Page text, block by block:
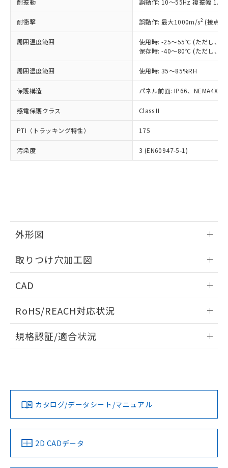
耐振動 誤動作: 10～55Hz 複振幅
耐衝撃 誤動作: 最大1000m/s2 (接点
周囲温度範囲
使用時: -25～55℃ (ただし、氷
保存時: -40～80℃ (ただし、氷
周囲湿度範囲 使用時: 35～85%RH
保護構造 パネル前面: IP66、NEMA4X,
感電保護クラス Class II
PTI（トラッキング特性） 175
汚染度 3 (EN60947-5-1)
外形図
取りつけ穴加工図
CAD
ドすることができます。
ログイン/会員登録
ダウンロードデータをご利用いただく前に、以下を必ずお読
みください。
ソフトウェアの使用条件
RoHS/REACH対応状況
EU RoHS 注意事項・凡例
対応済み
中国 RoHS 注意事項・凡例
規格認証/適合状況
カタログ/データシート/マニュアル
2D CADデータ
正式な納期状況および標準価格はお客
様のお取引先、またはお客様担当のオ
ムロン制御機器販売店・当社販売員に
オムロン制御機器販売店や当社販売拠
販売ネットワーク
」をご確認
在庫状況および標準価格結果を当社の
事前の承諾なく第三者に漏洩または開
示しないようお願いします。
マイパーツ機能（部品リスト作成サー
ビス）をご利用いただくには、I-Web
メンバーズにご登録されている必要が
お客様が当ウェブサイト上で当社にご
指します。
但し、RoHS指令で産業用監視および制御機器に対する
適用除外項目は除く。
フタル酸エステル類の４物質については閾値を超える意
図的な使用がないことを確認しています。
部品在庫の切り替え状況などにより、予定
月が前後することがあります。
※3 非含有証明書ダウンロード
51物質の非含有証明書（当社基準）
※本証明書は発行日時点で非含有を証明す
るもので、過去に遡って非含有を証明する
ものではありません。
また、RoHS指令のフタル酸エステル類４
欄に対応日を記載しておりました。
既に当社にて対応品への在庫切替を完了
していることから、特段のことがない限
り、2022年1月12日より割愛しておりま
す。
DBP(フタル酸ジブチル) : 1000ppm、 DIBP(フタル酸ジ
イソブチル) : 1000ppm、 BBP(フタル酸ブチルベンジ
DEHP(フタル酸ビス(2-エチルヘキシル)) : 1000ppm
準値以下であることを示します。
「10」：通常の使用状況下において有害物
質が外部に漏えいし、環境に深刻な影響を
及ぼさない年数を意味します。
「－」：未確認です。当社販売部門へお問
全に破砕するなど、違法に輸出されな
いよう必要な手段を講じます。
当社は貴社製品を、核兵器、ミサイ
ル、化学兵器、生物兵器またはその他
武器並びにこれらの製造装置等に一切
当社は、貴社製品を第三者に販売する
場合は、上記1、2および3の内容を当
該第三者に通知します。また当社は、
販売先および販売に係わる関係者が違
法に輸出するおそれがある場合は、取
り引きをいたしません。
一定数には満たないが在庫あり
－
在庫なし(最新の在庫状況につ
いては、お客様のお取引先、ま
たはお客様担当のオムロン制御
機器販売店・当社販売員にご確
空
受注生産機種、また在庫状況の
情報を公開していない機種